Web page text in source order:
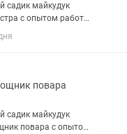
садик майкудук
с опытом работы
рабочий день
до 15.00вторая
повара
садик майкудук
повара с опытом